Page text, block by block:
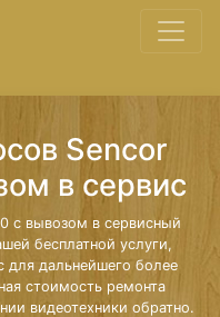
Sencor
в сервис
с вывозом в сервисный
бесплатной услуги,
для дальнейшего более
стоимость ремонта
видеотехники обратно.